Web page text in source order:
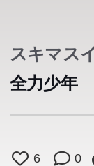
スキマス
全力少年
6 0